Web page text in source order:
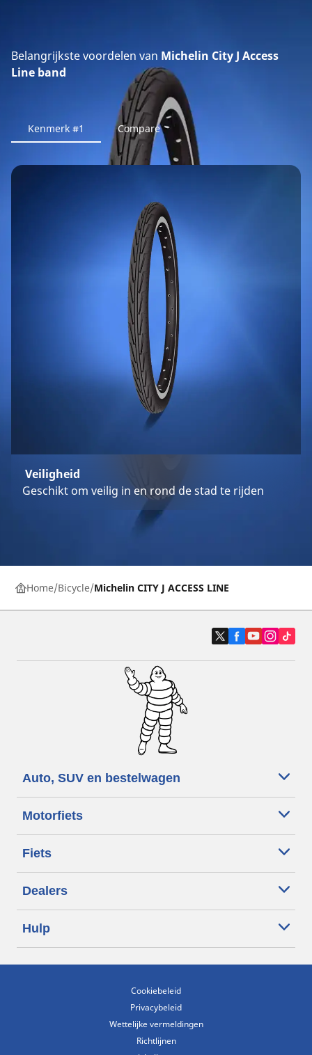
Belangrijkste voordelen van Michelin City J Access
Line band
Kenmerk #1 Compare
Veiligheid
Geschikt om veilig in en rond de stad te rijden
Home Bicycle Michelin CITY J ACCESS LINE
Auto, SUV en bestelwagen
Motorfiets
Fiets
Dealers
Hulp
Cookiebeleid
Privacybeleid
Wettelijke vermeldingen
Richtlijnen